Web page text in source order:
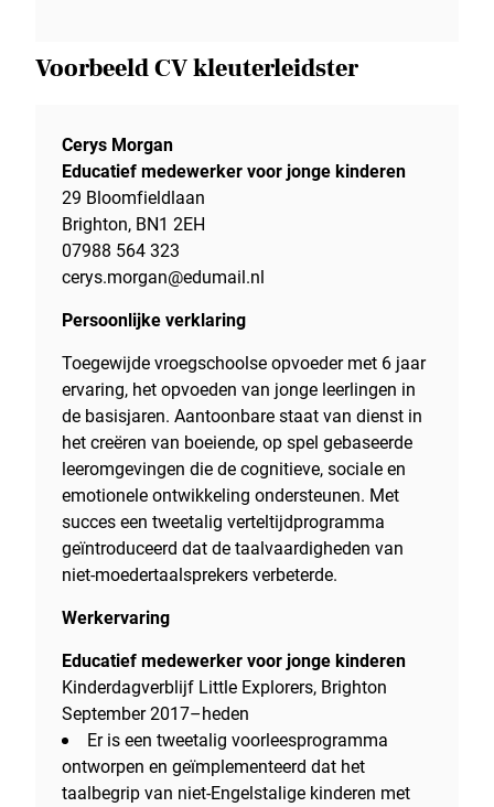
Voorbeeld CV kleuterleidster
Cerys Morgan
Educatief medewerker voor jonge kinderen
29 Bloomfieldlaan
Brighton, BN1 2EH
07988 564 323
cerys.morgan@edumail.nl
Persoonlijke verklaring
Toegewijde vroegschoolse opvoeder met 6 jaar
ervaring, het opvoeden van jonge leerlingen in
de basisjaren. Aantoonbare staat van dienst in
het creëren van boeiende, op spel gebaseerde
leeromgevingen die de cognitieve, sociale en
emotionele ontwikkeling ondersteunen. Met
succes een tweetalig verteltijdprogramma
geïntroduceerd dat de taalvaardigheden van
niet-moedertaalsprekers verbeterde.
Werkervaring
Educatief medewerker voor jonge kinderen
Kinderdagverblijf Little Explorers, Brighton
September 2017–heden
Er is een tweetalig voorleesprogramma
ontworpen en geïmplementeerd dat het
taalbegrip van niet-Engelstalige kinderen met